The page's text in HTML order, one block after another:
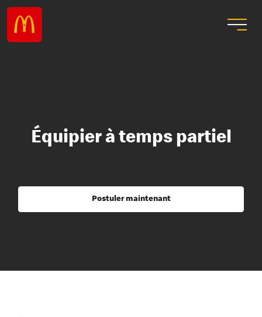
Équipier à temps partiel
Postuler maintenant